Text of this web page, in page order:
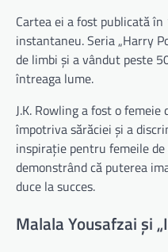
Cartea ei a fost publicată
instantaneu. Seria „Harry
de limbi și a vândut peste
întreaga lume.
J.K. Rowling a fost o
împotriva sărăciei și a
inspirație pentru femeile
demonstrând că puterea
duce la succes.
Malala Yousafzai și